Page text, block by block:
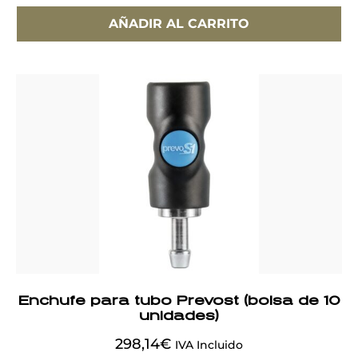
AÑADIR AL CARRITO
Enchufe para tubo Prevost (bolsa de 10
unidades)
298,14€ IVA Incluido